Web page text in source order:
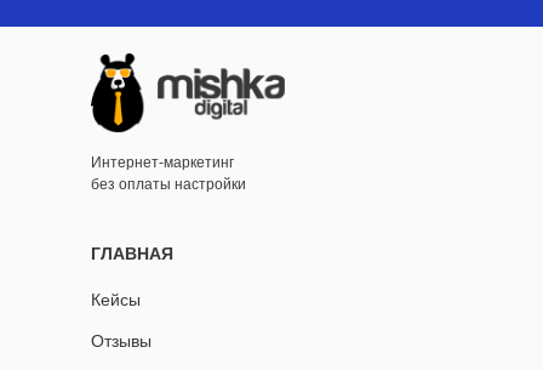
Интернет-маркетинг
без оплаты настройки
Кейсы
Отзывы
ГЛАВНАЯ